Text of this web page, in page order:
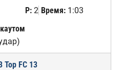
Р:2 Время:1:03
Top FC 13